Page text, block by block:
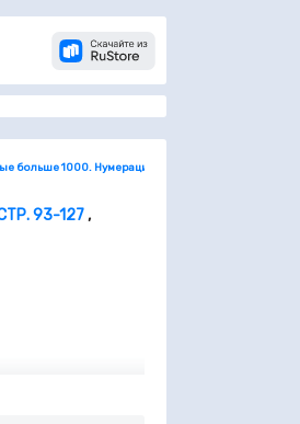
больше 1000. Нумерация. Стр. 93-127
93-127,